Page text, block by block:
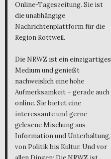
Online-Tageszeitung. Sie ist
die unabhängige
Nachrichtenplattform für die
Region Rottweil.
Die NRWZ ist ein einzigartiges
Medium und genießt
nachweislich eine hohe
Aufmerksamkeit – gerade auch
online. Sie bietet eine
interessante und gerne
gelesene Mischung aus
Information und Unterhaltung,
von Politik bis Kultur. Und vor